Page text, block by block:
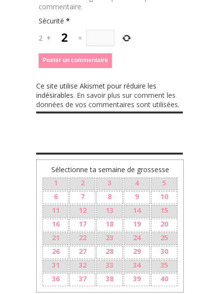
commentaire.
Sécurité *
2 + =
Ce site utilise Akismet pour réduire les
indésirables. En savoir plus sur comment les
données de vos commentaires sont utilisées.
Sélectionne ta semaine de grossesse
1
2 3 4
5
6
7 8 9
10
11
12 13 14
15
16
17 18 19
20
21
22 23 24
25
26
27 28 29
30
31
32 33 34
35
36
37 38 39 40